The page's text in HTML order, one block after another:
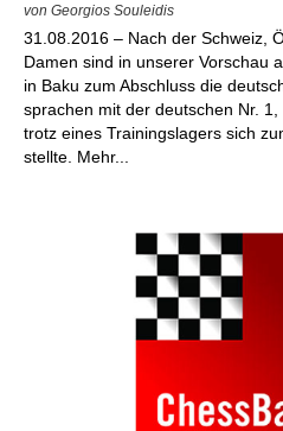
von Georgios Souleidis
31.08.2016 – Nach der Schweiz,
Damen sind in unserer Vorschau
in Baku zum Abschluss die
sprachen mit der deutschen Nr.
trotz eines Trainingslagers sich
stellte. Mehr...